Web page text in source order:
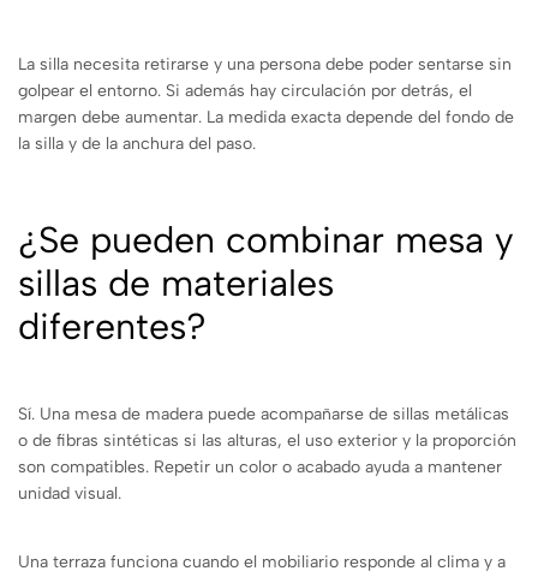
La silla necesita retirarse y una persona debe poder sentarse sin
golpear el entorno. Si además hay circulación por detrás, el
margen debe aumentar. La medida exacta depende del fondo de
la silla y de la anchura del paso.
¿Se pueden combinar mesa y
sillas de materiales
diferentes?
Sí. Una mesa de madera puede acompañarse de sillas metálicas
o de fibras sintéticas si las alturas, el uso exterior y la proporción
son compatibles. Repetir un color o acabado ayuda a mantener
unidad visual.
Una terraza funciona cuando el mobiliario responde al clima y a